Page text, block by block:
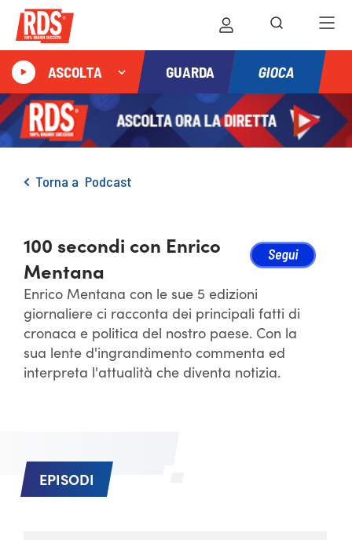
ASCOLTA GUARDA GIOCA
Torna a Podcast
100 secondi con Enrico
Mentana
Enrico Mentana con le sue 5 edizioni
giornaliere ci racconta dei principali fatti di
cronaca e politica del nostro paese. Con la
sua lente d'ingrandimento commenta ed
interpreta l'attualità che diventa notizia.
EPISODI